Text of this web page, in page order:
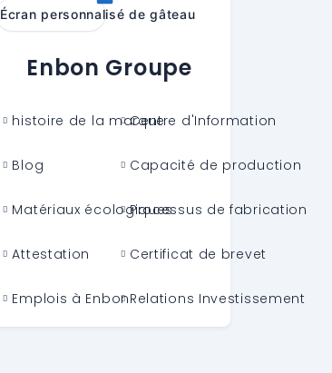
Écran personnalisé de gâteau
Enbon Groupe
histoire de la marqueCentre d'Information
Blog Capacité de production
Matériaux écologiquesProcessus de fabrication
Attestation Certificat de brevet
Emplois à EnbonRelations Investissement